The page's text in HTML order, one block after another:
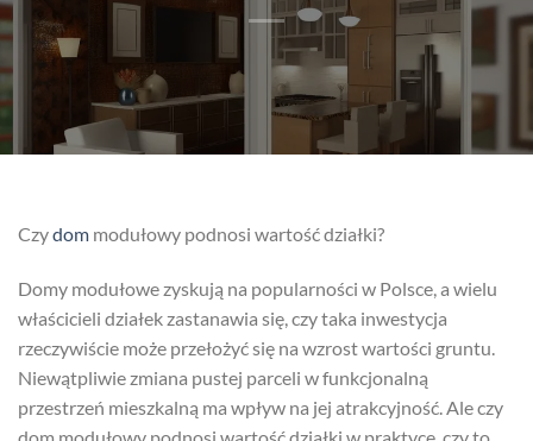
Czydom modułowy podnosi wartość działki?
Domy modułowe zyskują na popularności w Polsce, a wielu
właścicieli działek zastanawia się, czy taka inwestycja
rzeczywiście może przełożyć się na wzrost wartości gruntu.
Niewątpliwie zmiana pustej parceli w funkcjonalną
przestrzeń mieszkalną ma wpływ na jej atrakcyjność. Ale czy